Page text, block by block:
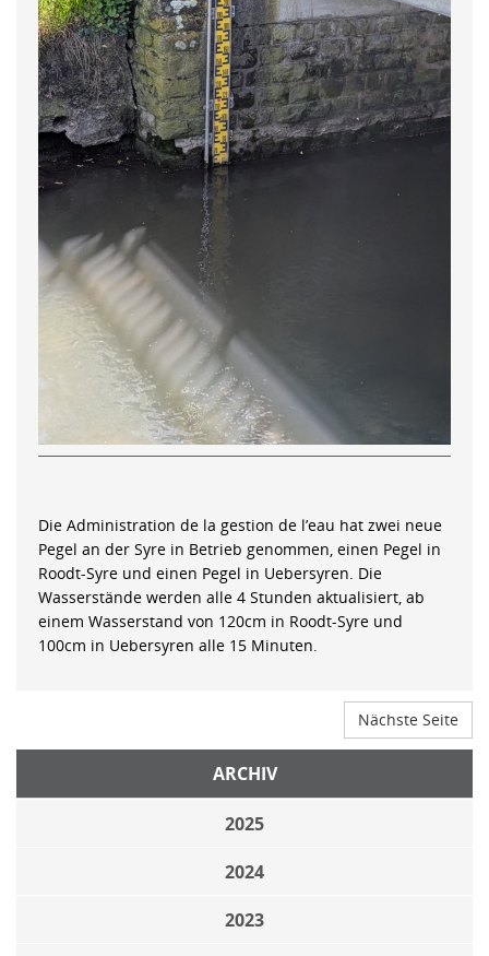
Die Administration de la gestion de l’eau hat zwei neue
Pegel an der Syre in Betrieb genommen, einen Pegel in
Roodt-Syre und einen Pegel in Uebersyren. Die
Wasserstände werden alle 4 Stunden aktualisiert, ab
einem Wasserstand von 120cm in Roodt-Syre und
100cm in Uebersyren alle 15 Minuten.
Nächste Seite
ARCHIV
2025
2024
2023